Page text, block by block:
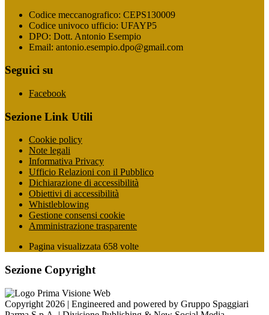
Codice meccanografico: CEPS130009
Codice univoco ufficio: UFAYP5
DPO: Dott. Antonio Esempio
Email: antonio.esempio.dpo@gmail.com
Seguici su
Facebook
Sezione Link Utili
Cookie policy
Note legali
Informativa Privacy
Ufficio Relazioni con il Pubblico
Dichiarazione di accessibilità
Obiettivi di accessibilità
Whistleblowing
Gestione consensi cookie
Amministrazione trasparente
Pagina visualizzata 658 volte
Sezione Copyright
Copyright 2026 | Engineered and powered by Gruppo Spaggiari